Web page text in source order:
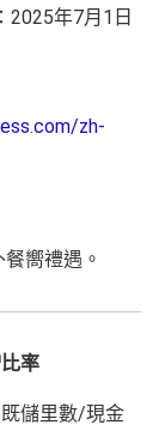
2025年7月1日
zh-
嚮禮遇。
率
儲里數/現金